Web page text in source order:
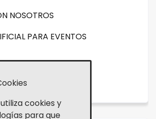
NOSOTROS
PARA EVENTOS
cookies y
para que